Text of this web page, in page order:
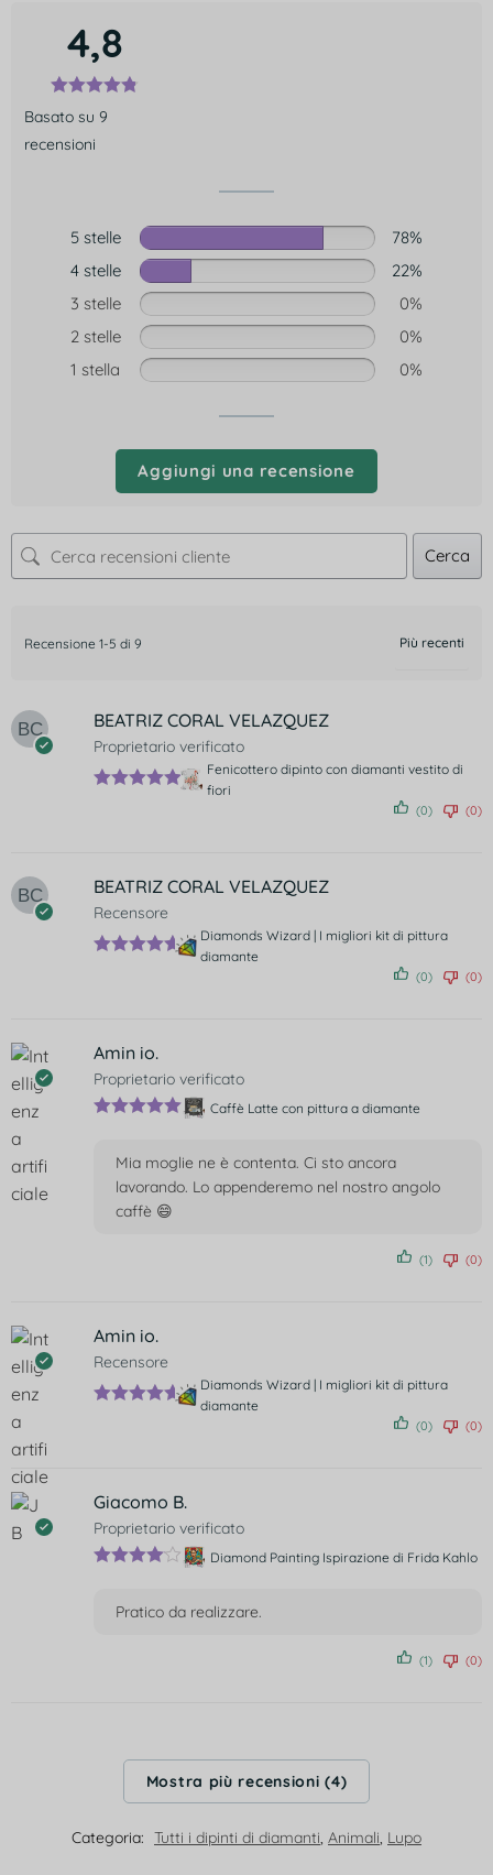
4,8
Basato su 9
recensioni
5 stelle
78%
4 stelle
22%
3 stelle
0%
2 stelle
0%
1 stella
0%
Aggiungi una recensione
Cerca
Recensione 1-5 di 9
BEATRIZ CORAL VELAZQUEZ
Proprietario verificato
Fenicottero dipinto con diamanti vestito di
fiori
(0) (0)
BEATRIZ CORAL VELAZQUEZ
Recensore
Diamonds Wizard | I migliori kit di pittura
diamante
(0) (0)
Amin io.
Proprietario verificato
Caffè Latte con pittura a diamante
Mia moglie ne è contenta. Ci sto ancora
lavorando. Lo appenderemo nel nostro angolo
caffè 😄
(1) (0)
Amin io.
Recensore
Diamonds Wizard | I migliori kit di pittura
diamante
(0) (0)
Giacomo B.
Proprietario verificato
Diamond Painting Ispirazione di Frida Kahlo
Pratico da realizzare.
(1) (0)
Mostra più recensioni (4)
Categoria: Tutti i dipinti di diamanti, Animali, Lupo